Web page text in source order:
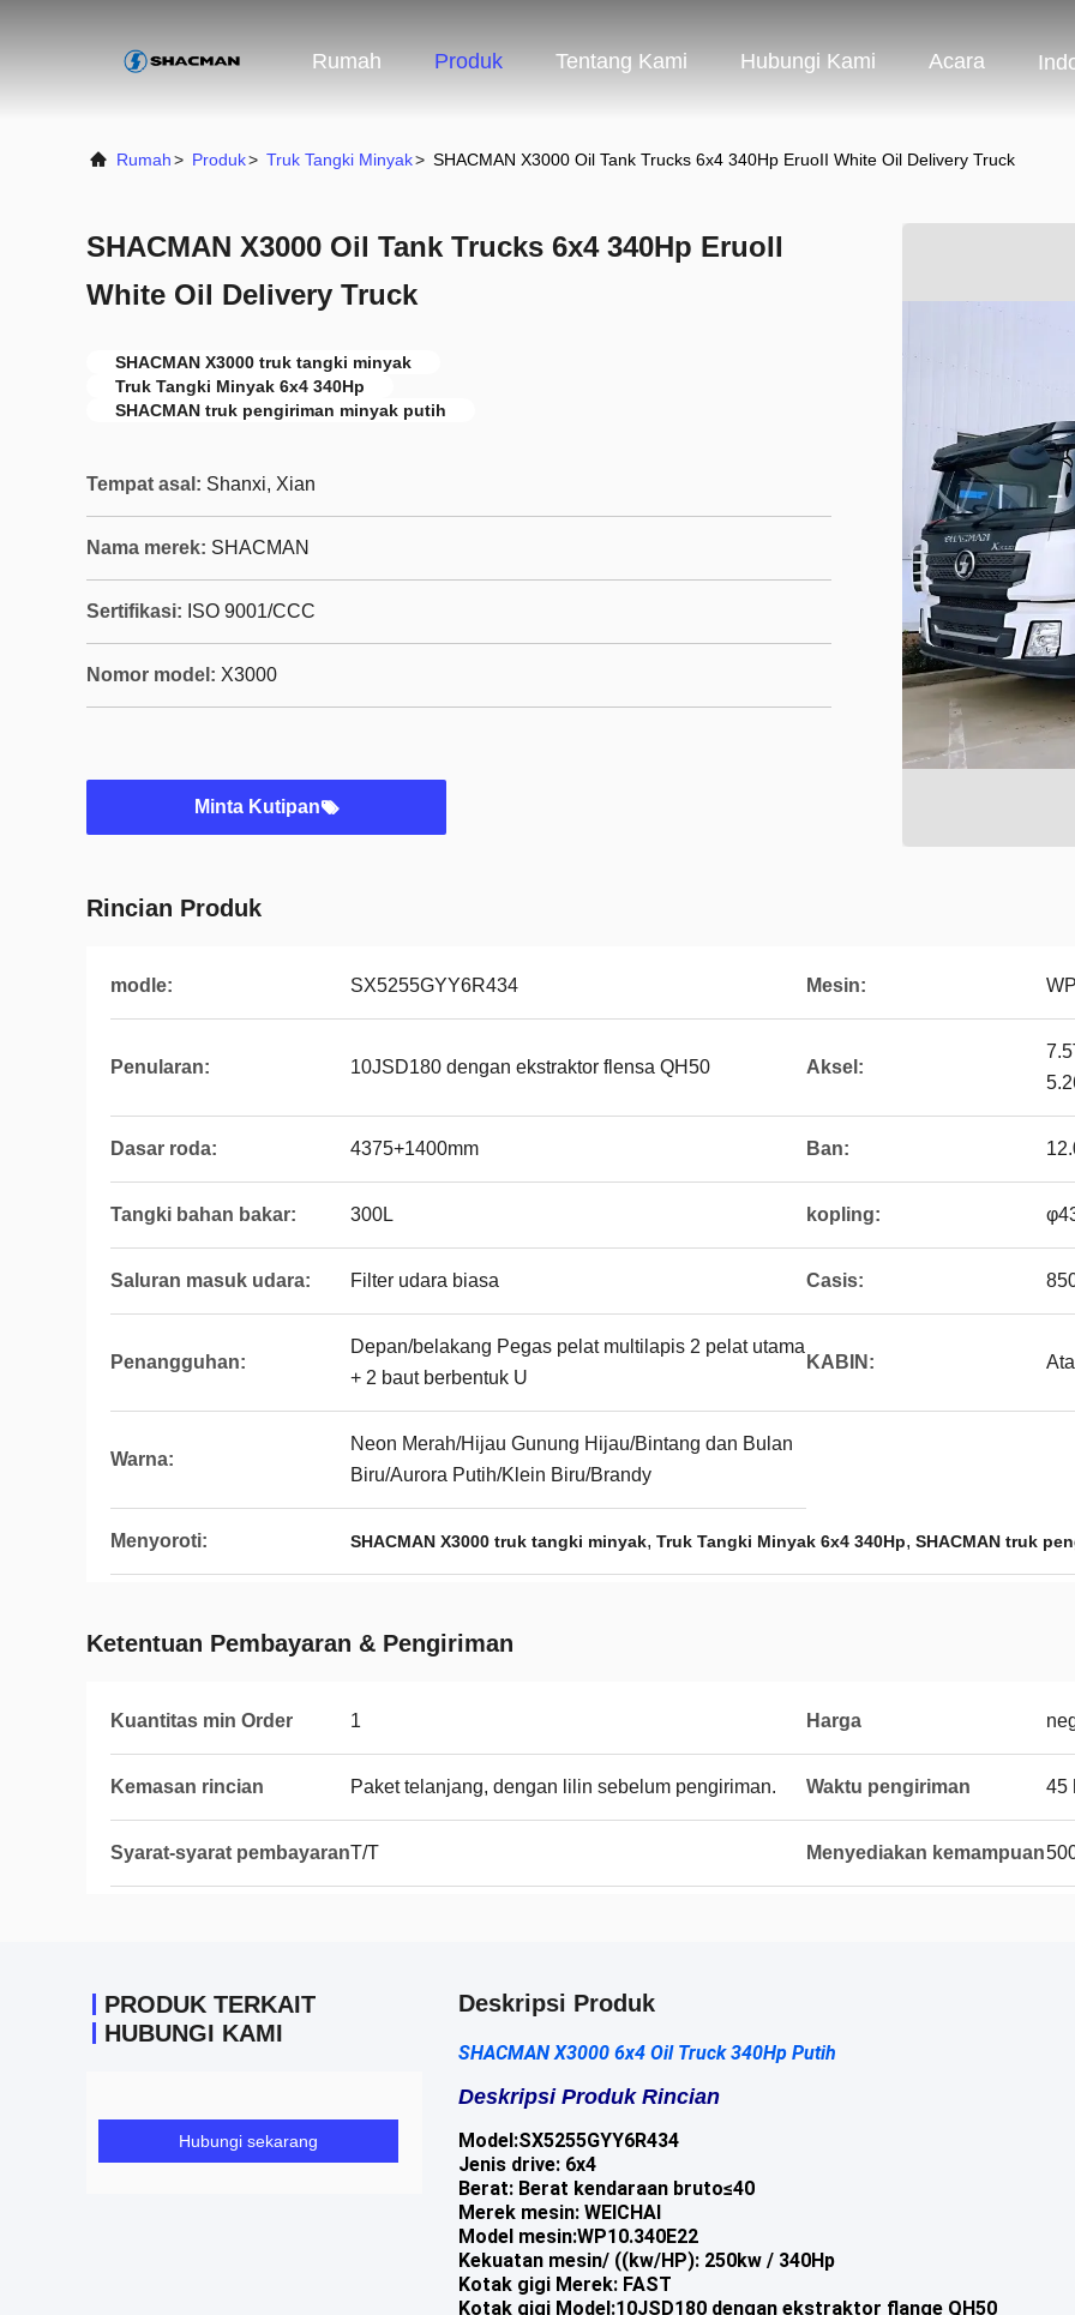
Rumah Produk Tentang Kami Hubungi Kami Acara
Rumah> Produk> Truk Tangki Minyak> SHACMAN X3000 Oil Tank Trucks 6x4 340Hp EruoII White Oil Delivery Truck
SHACMAN X3000 Oil Tank Trucks 6x4 340Hp EruoII
White Oil Delivery Truck
SHACMAN X3000 truk tangki minyak
Truk Tangki Minyak 6x4 340Hp
SHACMAN truk pengiriman minyak putih
Tempat asal: Shanxi, Xian
Nama merek: SHACMAN
Sertifikasi: ISO 9001/CCC
Nomor model: X3000
Minta Kutipan
Rincian Produk
modle: SX5255GYY6R434 Mesin:
Penularan: 10JSD180 dengan ekstraktor flensa QH50 Aksel:
Dasar roda: 4375+1400mm Ban:
Tangki bahan bakar: 300L kopling:
Saluran masuk udara: Filter udara biasa Casis:
Penangguhan:
Depan/belakang Pegas pelat multilapis 2 pelat utama
+ 2 baut berbentuk U
KABIN:
Warna:
Neon Merah/Hijau Gunung Hijau/Bintang dan Bulan
Biru/Aurora Putih/Klein Biru/Brandy
Menyoroti: SHACMAN X3000 truk tangki minyak, Truk Tangki Minyak 6x4 340Hp, SHACMAN truk
Ketentuan Pembayaran & Pengiriman
Kuantitas min Order 1 Harga
Kemasan rincian Paket telanjang, dengan lilin sebelum pengiriman. Waktu pengiriman 45
Syarat-syarat pembayaranT/T Menyediakan kemampuan
PRODUK TERKAIT
HUBUNGI KAMI
Hubungi sekarang
Deskripsi Produk
SHACMAN X3000 6x4 Oil Truck 340Hp Putih
Deskripsi Produk Rincian
Model:SX5255GYY6R434
Jenis drive: 6x4
Berat: Berat kendaraan bruto≤40
Merek mesin: WEICHAI
Model mesin:WP10.340E22
Kekuatan mesin/ ((kw/HP): 250kw / 340Hp
Kotak gigi Merek: FAST
Kotak gigi Model:10JSD180 dengan ekstraktor flange QH50